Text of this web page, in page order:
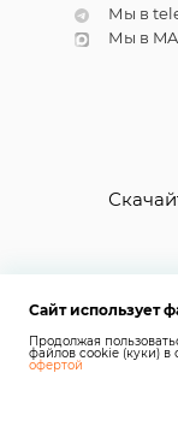
Мы в
Мы в
Сайт использует
Продолжая
файлов cookie (куки) в
офертой